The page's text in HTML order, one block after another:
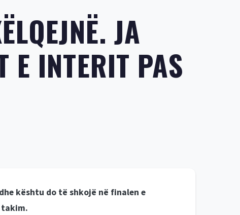
JA
E INTERIT PAS
kështu do të shkojë në finalen e
takim.